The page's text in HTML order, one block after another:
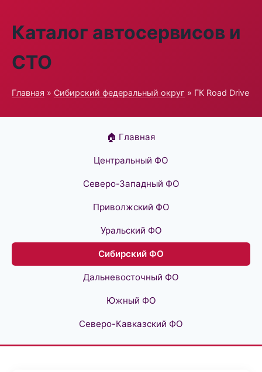
Каталог автосервисов и
СТО
Главная » Сибирский федеральный округ » ГК Road Drive
🏠 Главная
Центральный ФО
Северо-Западный ФО
Приволжский ФО
Уральский ФО
Сибирский ФО
Дальневосточный ФО
Южный ФО
Северо-Кавказский ФО